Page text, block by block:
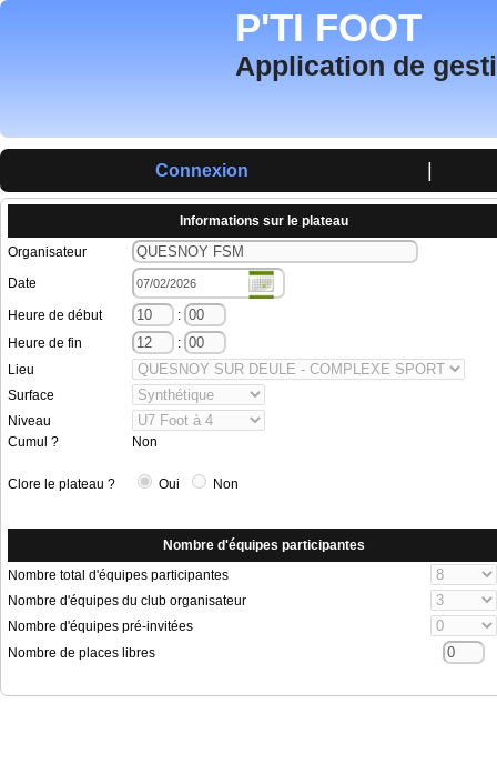
P'TI FOOT
Application de
Connexion
Informations sur le plateau
Organisateur
Date
Heure de début
:
Heure de fin
:
Lieu
Surface
Niveau
Cumul ?
Non
Clore le plateau ? Oui Non
Nombre d'équipes participantes
Nombre total d'équipes participantes
Nombre d'équipes du club organisateur
Nombre d'équipes pré-invitées
Nombre de places libres